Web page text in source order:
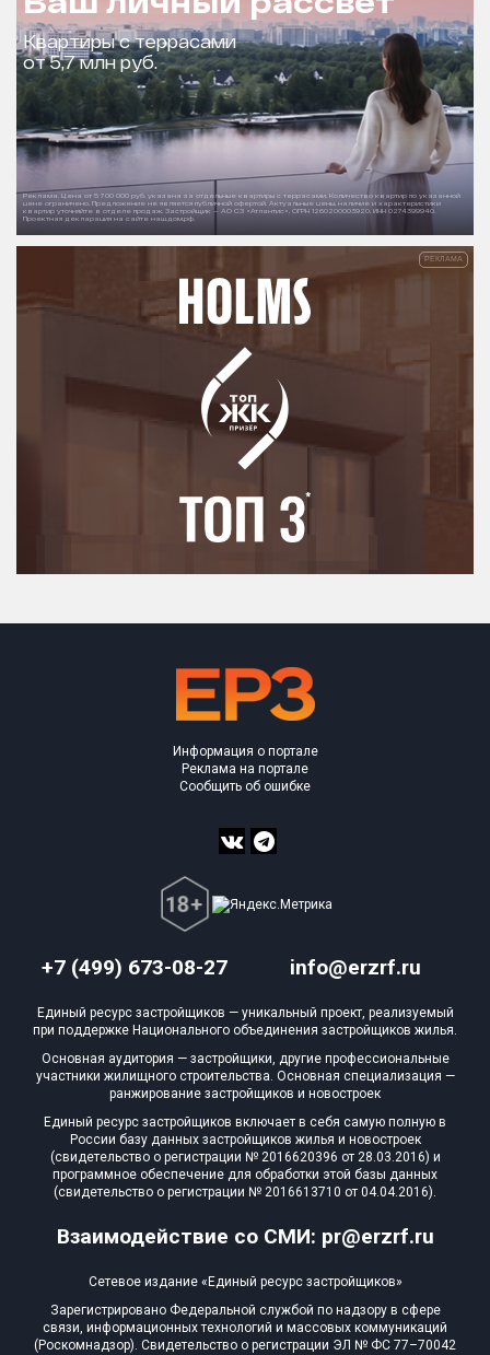
+7 (499) 673-08-27 info@erzrf.ru
Взаимодействие со СМИ: pr@erzrf.ru
Информация о портале
Реклама на портале
Сообщить об ошибке
Единый ресурс застройщиков — уникальный проект, реализуемый
при поддержке Национального объединения застройщиков жилья.
Основная аудитория — застройщики, другие профессиональные
участники жилищного строительства. Основная специализация —
ранжирование застройщиков и новостроек
Единый ресурс застройщиков включает в себя самую полную в
России базу данных застройщиков жилья и новостроек
(свидетельство о регистрации № 2016620396 от 28.03.2016) и
программное обеспечение для обработки этой базы данных
(свидетельство о регистрации № 2016613710 от 04.04.2016).
Сетевое издание «Единый ресурс застройщиков»
Зарегистрировано Федеральной службой по надзору в сфере
связи, информационных технологий и массовых коммуникаций
(Роскомнадзор). Свидетельство о регистрации ЭЛ № ФС 77–70042